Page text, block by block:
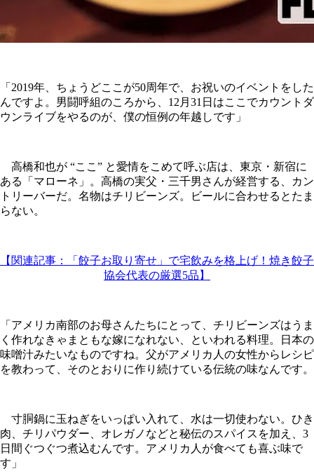
「2019年、ちょうどここが50周年で、お祝いのイベントをした
んですよ。男闘呼組のころから、12月31日はここでカウントダ
ウンライブをやるのが、僕の恒例の年越しです」
高橋和也が “ここ” と愛情をこめて呼ぶ店は、東京・新宿に
ある「マローネ」。高橋の実父・三千男さんが経営する、カン
トリーバーだ。名物はチリビーンズ。ビールに合わせるとたま
らない。
【関連記事：「餃子お取り寄せ」で宅飲みを格上げ！焼き餃子
協会代表の厳選5品】
「アメリカ南部のお母さんたちにとって、チリビーンズはうま
く作れなきゃまともな嫁になれない、といわれる料理。日本の
味噌汁みたいなものですね。父がアメリカ人の女性からレシピ
を教わって、そのとおりに作り続けている伝統の味なんです。
寸胴鍋に玉ねぎをいっぱい入れて、水は一切使わない。ひき
肉、チリパウダー、オレガノなどと秘伝のスパイスを加え、3
日間ぐつぐつ煮込むんです。アメリカ人が食べても喜ぶ味で
す」